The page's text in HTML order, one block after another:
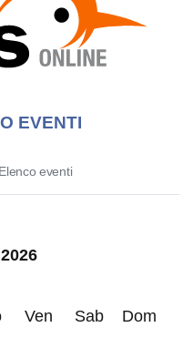
EVENTI
Elenco eventi
Ven Sab Dom